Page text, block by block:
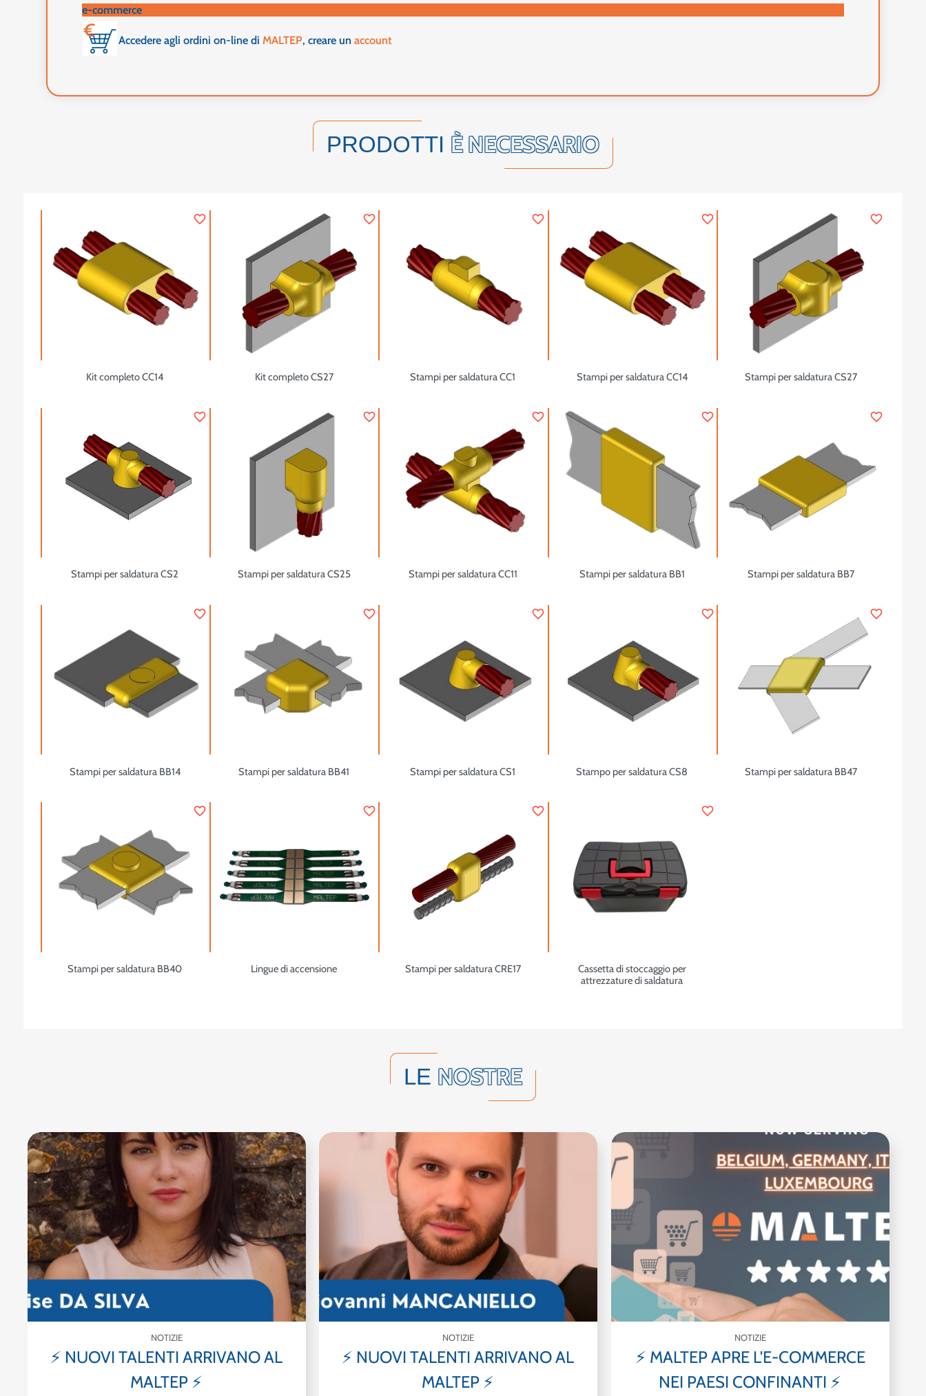
e-commerce
Accedere agli ordini on-line diMALTEP, creare unaccount
PRODOTTI È NECESSARIO
Kit completo CC14
favorite_border
Kit completo CS27
favorite_border
Stampi per saldatura CC1
favorite_border
Stampi per saldatura CC14
favorite_border
Stampi per saldatura CS27
favorite_border
Stampi per saldatura CS2
favorite_border
Stampi per saldatura CS25
favorite_border
Stampi per saldatura CC11
favorite_border
Stampi per saldatura BB1
favorite_border
Stampi per saldatura BB7
favorite_border
Stampi per saldatura BB14
favorite_border
Stampi per saldatura BB41
favorite_border
Stampi per saldatura CS1
favorite_border
Stampo per saldatura CS8
favorite_border
Stampi per saldatura BB47
favorite_border
Stampi per saldatura BB40
favorite_border
Lingue di accensione
favorite_border
Stampi per saldatura CRE17
favorite_border
Cassetta di stoccaggio per
attrezzature di saldatura
favorite_border
LE NOSTRE
NOTIZIE
⚡ NUOVI TALENTI ARRIVANO AL
MALTEP ⚡
NOTIZIE
⚡ NUOVI TALENTI ARRIVANO AL
MALTEP ⚡
NOTIZIE
⚡ MALTEP APRE L'E-COMMERCE
NEI PAESI CONFINANTI ⚡